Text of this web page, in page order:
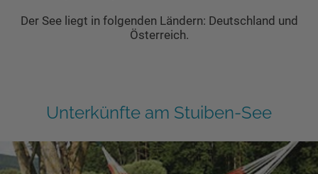
Der See liegt in folgenden Ländern: Deutschland und
Österreich.
Unterkünfte am Stuiben-See